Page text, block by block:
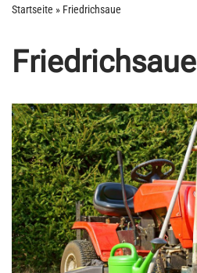
Startseite » Friedrichsaue
Friedrichsaue